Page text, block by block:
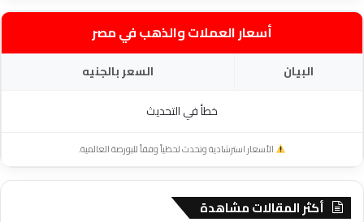
أسعار العملات والذهب في مصر
البيان
السعر بالجنيه
خطأ في التحديث
الأسعار استرشادية وتحدث لحظياً وفقاً للبورصة العالمية.
أكثر المقالات مشاهدة